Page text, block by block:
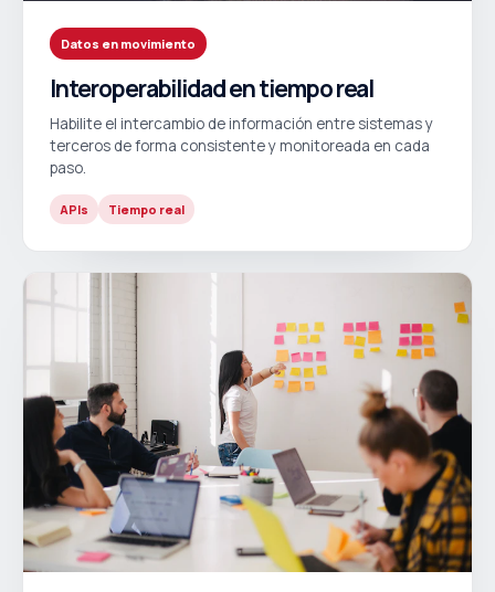
Datos en movimiento
Interoperabilidad en tiempo real
Habilite el intercambio de información entre sistemas y
terceros de forma consistente y monitoreada en cada
paso.
APIs Tiempo real